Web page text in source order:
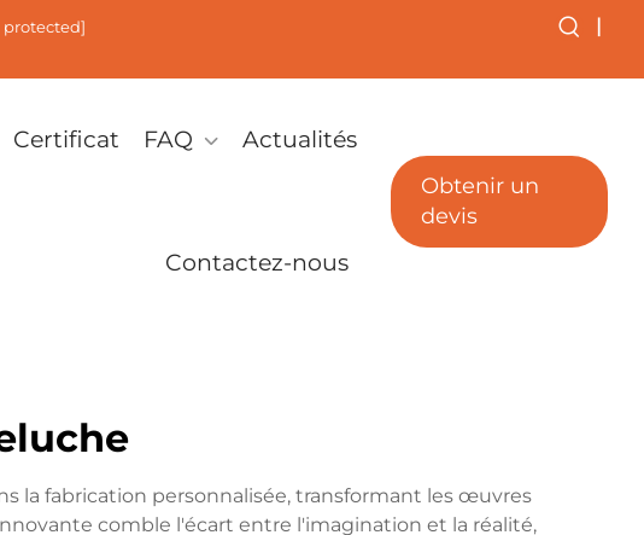
|
Certificat FAQ Actualités
Contactez-nous
Obtenir un
devis
la fabrication personnalisée, transformant les œuvres
comble l'écart entre l'imagination et la réalité,